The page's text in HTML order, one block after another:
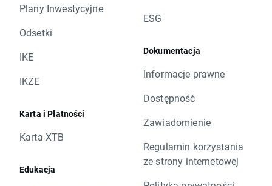
Plany Inwestycyjne
Odsetki
IKE
IKZE
Karta i Płatności
Karta XTB
Edukacja
ESG
Dokumentacja
Informacje prawne
Dostępność
Zawiadomienie
Regulamin korzystania
ze strony internetowej